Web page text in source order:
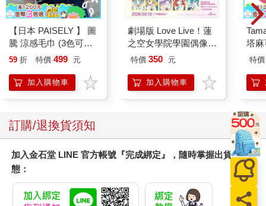
【日本 PAISELY 】 圖
騰 涼感毛巾 (3色可選)
涼感毛巾 涼感巾 冰涼
毛巾
59 折 特價 499 元
加入購物車
劇場版 Love Live！蓮
之空女學院學園偶像俱
樂部 Bloom Garden
特價 350 元
加入購物車
塔
園
特價
訂購/退換貨須知
加入金石堂 LINE 官方帳號『完成綁定』，隨時掌握出貨動
態：